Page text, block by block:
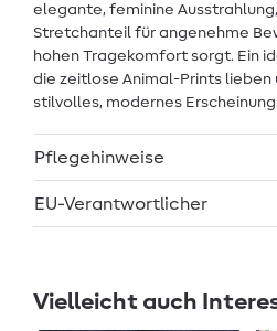
elegante, feminine
Stretchanteil für angenehme
hohen Tragekomfort sorgt. Ein
die zeitlose Animal-Prints lieben
stilvolles, modernes
Pflegehinweise
EU-Verantwortlicher
Vielleicht auch